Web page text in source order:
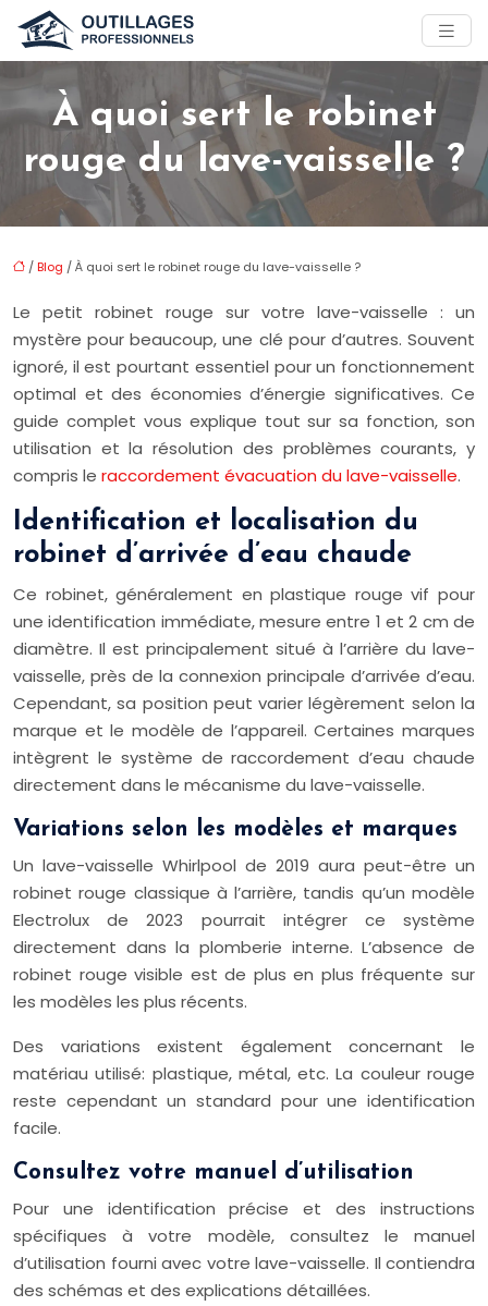
À quoi sert le robinet
rouge du lave-vaisselle ?
/ Blog / À quoi sert le robinet rouge du lave-vaisselle ?
Le petit robinet rouge sur votre lave-vaisselle : un
mystère pour beaucoup, une clé pour d’autres. Souvent
ignoré, il est pourtant essentiel pour un fonctionnement
optimal et des économies d’énergie significatives. Ce
guide complet vous explique tout sur sa fonction, son
utilisation et la résolution des problèmes courants, y
compris le raccordement évacuation du lave-vaisselle.
Identification et localisation du
robinet d’arrivée d’eau chaude
Ce robinet, généralement en plastique rouge vif pour
une identification immédiate, mesure entre 1 et 2 cm de
diamètre. Il est principalement situé à l’arrière du lave-
vaisselle, près de la connexion principale d’arrivée d’eau.
Cependant, sa position peut varier légèrement selon la
marque et le modèle de l’appareil. Certaines marques
intègrent le système de raccordement d’eau chaude
directement dans le mécanisme du lave-vaisselle.
Variations selon les modèles et marques
Un lave-vaisselle Whirlpool de 2019 aura peut-être un
robinet rouge classique à l’arrière, tandis qu’un modèle
Electrolux de 2023 pourrait intégrer ce système
directement dans la plomberie interne. L’absence de
robinet rouge visible est de plus en plus fréquente sur
les modèles les plus récents.
Des variations existent également concernant le
matériau utilisé: plastique, métal, etc. La couleur rouge
reste cependant un standard pour une identification
facile.
Consultez votre manuel d’utilisation
Pour une identification précise et des instructions
spécifiques à votre modèle, consultez le manuel
d’utilisation fourni avec votre lave-vaisselle. Il contiendra
des schémas et des explications détaillées.